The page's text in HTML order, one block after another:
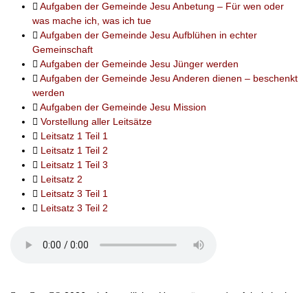
Aufgaben der Gemeinde Jesu Anbetung – Für wen oder
was mache ich, was ich tue
Aufgaben der Gemeinde Jesu Aufblühen in echter
Gemeinschaft
Aufgaben der Gemeinde Jesu Jünger werden
Aufgaben der Gemeinde Jesu Anderen dienen – beschenkt
werden
Aufgaben der Gemeinde Jesu Mission
Vorstellung aller Leitsätze
Leitsatz 1 Teil 1
Leitsatz 1 Teil 2
Leitsatz 1 Teil 3
Leitsatz 2
Leitsatz 3 Teil 1
Leitsatz 3 Teil 2